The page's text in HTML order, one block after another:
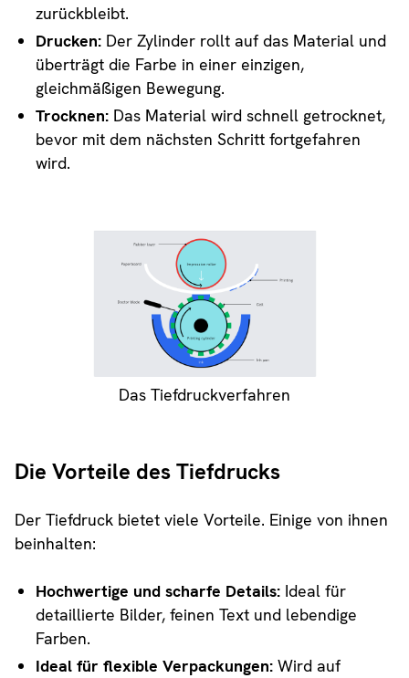
zurückbleibt.
Drucken: Der Zylinder rollt auf das Material und
überträgt die Farbe in einer einzigen,
gleichmäßigen Bewegung.
Trocknen: Das Material wird schnell getrocknet,
bevor mit dem nächsten Schritt fortgefahren
wird.
Das Tiefdruckverfahren
Die Vorteile des Tiefdrucks
Der Tiefdruck bietet viele Vorteile. Einige von ihnen
beinhalten:
Hochwertige und scharfe Details: Ideal für
detaillierte Bilder, feinen Text und lebendige
Farben.
Ideal für flexible Verpackungen: Wird auf